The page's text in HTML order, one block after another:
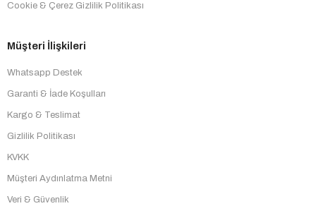
Cookie & Çerez Gizlilik Politikası
Müşteri İlişkileri
Whatsapp Destek
Garanti & İade Koşulları
Kargo & Teslimat
Gizlilik Politikası
KVKK
Müşteri Aydınlatma Metni
Veri & Güvenlik